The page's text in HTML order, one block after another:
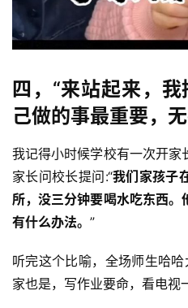
投
每
日
好
四，“来站起来，
己做的事最重要，
我记得小时候学校有一次开家
家长问校长提问:“我们家孩子
所，没三分钟要喝水吃东西
有什么办法。 ”
听完这个比喻，全场师生哈
家也是，写作业要命，看电视